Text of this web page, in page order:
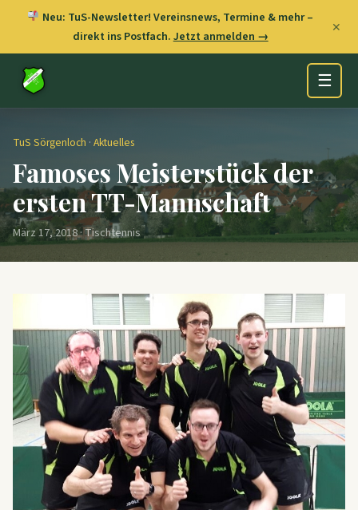
Neu: TuS-Newsletter! Vereinsnews, Termine & mehr –
direkt ins Postfach.Jetzt anmelden →
✕
☰
TuS Sörgenloch · Aktuelles
Famoses Meisterstück der
ersten TT-Mannschaft
März 17, 2018 · Tischtennis